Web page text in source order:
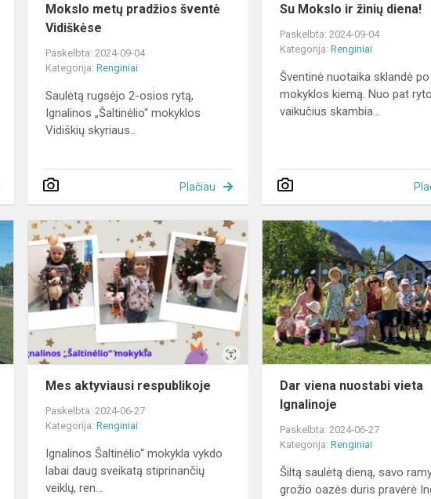
Mokslo metų pradžios šventė
Vidiškėse
Paskelbta: 2024-09-04
Kategorija:Renginiai
Saulėtą rugsėjo 2-osios rytą,
Ignalinos „Šaltinėlio“ mokyklos
Vidiškių skyriaus...
Plačiau
Su Mokslo ir žinių diena!
Paskelbta: 2024-09-04
Kategorija:Renginiai
Šventinė nuotaika sklandė
mokyklos kiemą. Nuo pat ryto
vaikučius skambia...
Praūžė
vasaros
stovykla
Ignalinos
„Šaltinėlio“
mokykloje
Mes
aktyviausi
respublikoje
Mes aktyviausi respublikoje
Paskelbta: 2024-06-27
Kategorija:Renginiai
Ignalinos Šaltinėlio“ mokykla vykdo
labai daug sveikatą stiprinančių
veiklų, ren...
Dar viena nuostabi vieta
Ignalinoje
Paskelbta: 2024-06-27
Kategorija:Renginiai
Šiltą saulėtą dieną, savo
grožio oazės duris pravėrė